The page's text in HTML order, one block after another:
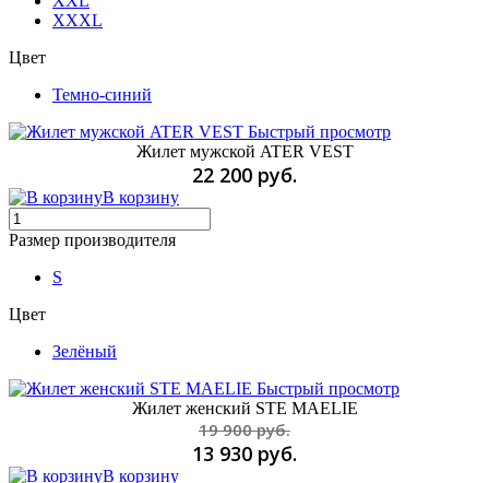
XXXL
Цвет
Темно-синий
Быстрый просмотр
Жилет мужской ATER VEST
22 200 руб.
В корзину
Размер производителя
S
Цвет
Зелёный
Быстрый просмотр
Жилет женский STE MAELIE
19 900 руб.
13 930 руб.
В корзину